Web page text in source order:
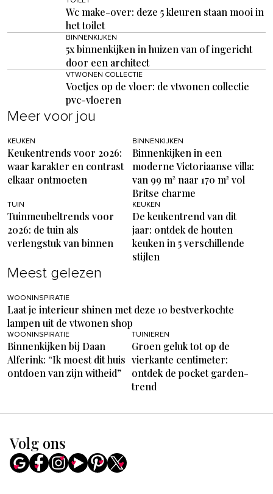
Wc make-over: deze 5 kleuren staan mooi in
het toilet
BINNENKIJKEN
5x binnenkijken in huizen van of ingericht
door een architect
VTWONEN COLLECTIE
Voetjes op de vloer: de vtwonen collectie
pvc-vloeren
Meer voor jou
KEUKEN
Keukentrends voor 2026:
waar karakter en contrast
elkaar ontmoeten
BINNENKIJKEN
Binnenkijken in een
moderne Victoriaanse villa:
van 99 m² naar 170 m² vol
Britse charme
TUIN
Tuinmeubeltrends voor
2026: de tuin als
verlengstuk van binnen
KEUKEN
De keukentrend van dit
jaar: ontdek de houten
keuken in 5 verschillende
stijlen
Meest gelezen
WOONINSPIRATIE
Laat je interieur shinen met deze 10 bestverkochte
lampen uit de vtwonen shop
WOONINSPIRATIE
Binnenkijken bij Daan
Alferink: “Ik moest dit huis
ontdoen van zijn witheid”
TUINIEREN
Groen geluk tot op de
vierkante centimeter:
ontdek de pocket garden-
trend
Volg ons